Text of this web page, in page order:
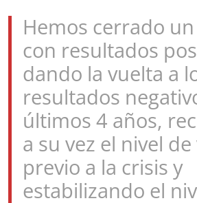
Hemos cerrado un
con resultados
dando la vuelta a
resultados
últimos 4 años,
a su vez el nivel
previo a la crisis y
estabilizando el